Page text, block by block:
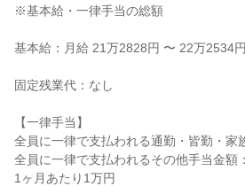
※基本給・一律手当の総額
基本給：月給 21万2828円 〜 22万2534円
固定残業代：なし
【一律手当】
全員に一律で支払われる通勤・皆勤・家
全員に一律で支払われるその他手当金額
1ヶ月あたり1万円